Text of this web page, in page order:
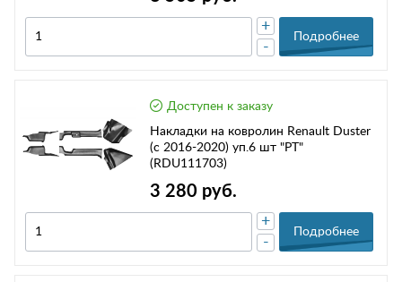
-
+
Подробнее
Доступен к заказу
Накладки на ковролин Renault Duster
(с 2016-2020) уп.6 шт "PT"
(RDU111703)
3 280 руб.
-
+
Подробнее